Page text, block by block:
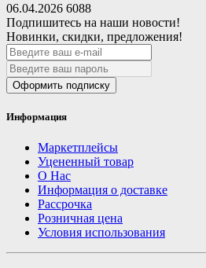
06.04.2026 6088
Подпишитесь на наши новости!
Новинки, скидки, предложения!
Оформить подписку
Информация
Маркетплейсы
Уцененный товар
О Нас
Информация о доставке
Рассрочка
Розничная цена
Условия использования